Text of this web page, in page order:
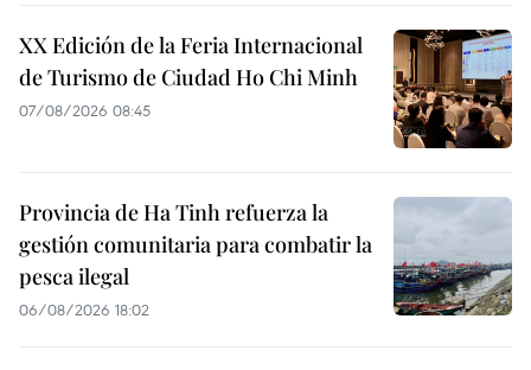
XX Edición de la Feria Internacional
de Turismo de Ciudad Ho Chi Minh
07/08/2026 08:45
Provincia de Ha Tinh refuerza la
gestión comunitaria para combatir la
pesca ilegal
06/08/2026 18:02